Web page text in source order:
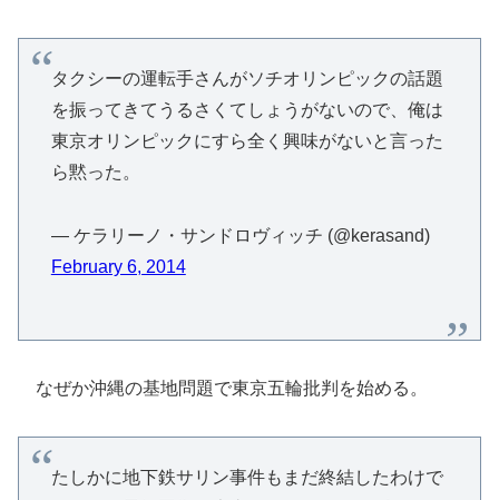
タクシーの運転手さんがソチオリンピックの話題
を振ってきてうるさくてしょうがないので、俺は
東京オリンピックにすら全く興味がないと言った
ら黙った。
— ケラリーノ・サンドロヴィッチ (@kerasand)
February 6, 2014
なぜか沖縄の基地問題で東京五輪批判を始める。
たしかに地下鉄サリン事件もまだ終結したわけで